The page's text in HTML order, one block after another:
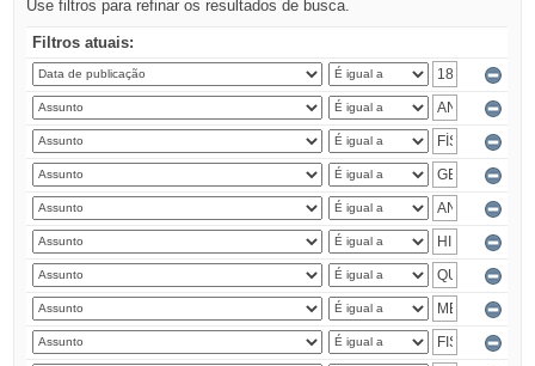
Use filtros para refinar os resultados de busca.
Filtros atuais: